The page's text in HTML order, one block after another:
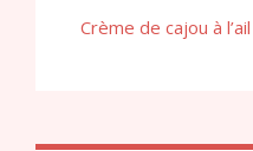
Crème de cajou à